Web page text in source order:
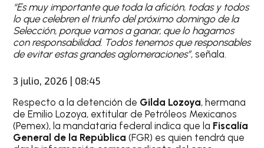
“Es muy importante que toda la afición, todas y todos
lo que celebren el triunfo del próximo domingo de la
Selección, porque vamos a ganar, que lo hagamos
con responsabilidad. Todos tenemos que responsables
de evitar estas grandes aglomeraciones”, señala.
3 julio, 2026 | 08:45
Respecto a la detención de Gilda Lozoya, hermana
de Emilio Lozoya, extitular de Petróleos Mexicanos
(Pemex), la mandataria federal indica que la Fiscalía
General de la República (FGR) es quien tendrá que